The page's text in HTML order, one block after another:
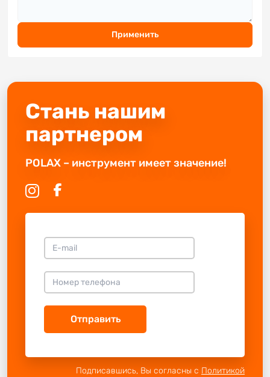
Применить
Стань нашим
партнером
POLAX – инструмент имеет значение!
Отправить
Подписавшись, Вы согласны с Политикой